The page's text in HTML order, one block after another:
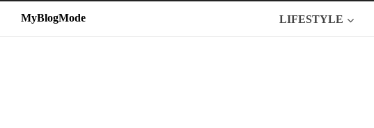
LIFESTYLE
MyBlogMode
MyBlogMode